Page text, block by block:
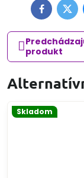
Facebook
produkt
Skladom